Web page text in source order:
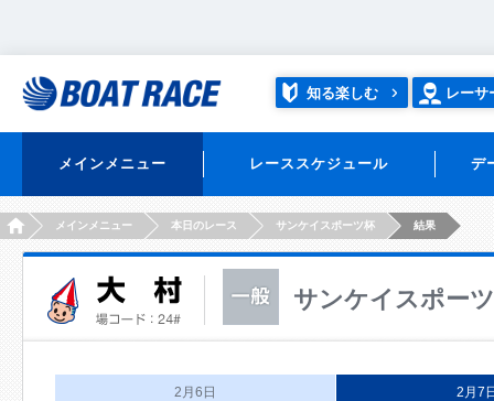
知る楽しむ レーサ
メインメニュー レーススケジュール デ
HOMEメインメニュー 本日のレース サンケイスポーツ杯 結果
サンケイスポー
2月6日 2月7